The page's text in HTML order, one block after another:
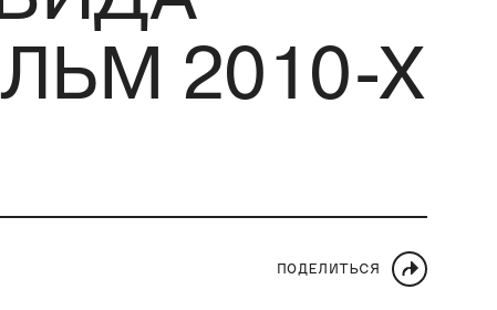
2010-Х
ПОДЕЛИТЬСЯ